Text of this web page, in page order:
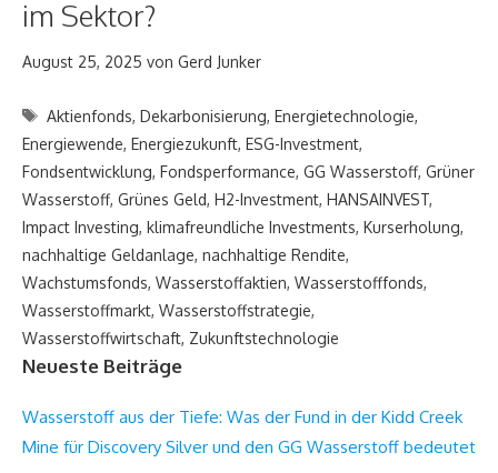
im Sektor?
August 25, 2025 von Gerd Junker
Schlagwörter
Aktienfonds,Dekarbonisierung,Energietechnologie,
Energiewende, Energiezukunft, ESG-Investment,
Fondsentwicklung, Fondsperformance, GG Wasserstoff, Grüner
Wasserstoff, Grünes Geld, H2-Investment, HANSAINVEST,
Impact Investing, klimafreundliche Investments, Kurserholung,
nachhaltige Geldanlage, nachhaltige Rendite,
Wachstumsfonds, Wasserstoffaktien, Wasserstofffonds,
Wasserstoffmarkt, Wasserstoffstrategie,
Wasserstoffwirtschaft, Zukunftstechnologie
Neueste Beiträge
Wasserstoff aus der Tiefe: Was der Fund in der Kidd Creek
Mine für Discovery Silver und den GG Wasserstoff bedeutet